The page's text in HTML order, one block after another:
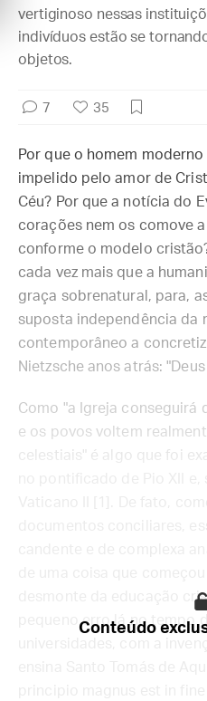
vertiginoso nessas
indivíduos estão se
objetos.
7 35
Por que o homem
impelido pelo amor de
Céu? Por que a notícia do
corações nem os comove
conforme o modelo
cada vez mais que a
graça sobrenatural, para,
suposta independência da
contemporâneo a
Nietzsche anos atrás:
Como "a Igreja conseguirá
e os povos voltem
celestiais" é algo que foi
desmonte da educação
pequeno erro lá no tempo
Conteúdo